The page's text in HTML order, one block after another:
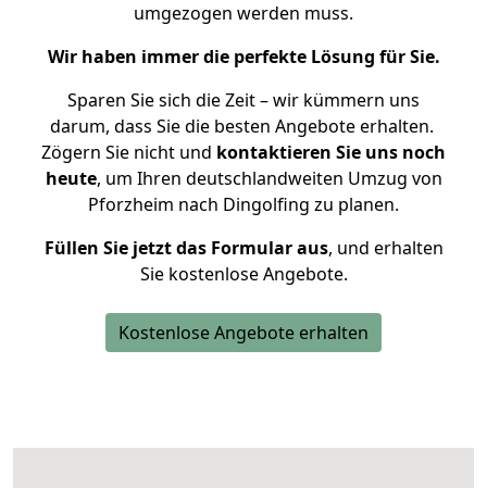
umgezogen werden muss.
Wir haben immer die perfekte Lösung für Sie.
Sparen Sie sich die Zeit – wir kümmern uns
darum, dass Sie die besten Angebote erhalten.
Zögern Sie nicht und kontaktieren Sie uns noch
heute, um Ihren deutschlandweiten Umzug von
Pforzheim nach Dingolfing zu planen.
Füllen Sie jetzt das Formular aus, und erhalten
Sie kostenlose Angebote.
Kostenlose Angebote erhalten